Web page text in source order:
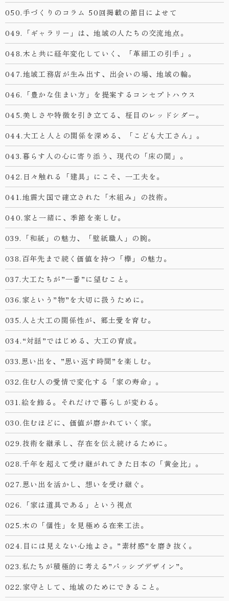
050.手づくりのコラム 50回掲載の節目によせて
049.「ギャラリー」は、地域の人たちの交流地点。
048.木と共に経年変化していく、「革細工の引手」。
047.地域工務店が生み出す、出会いの場、地域の輪。
046.「豊かな住まい方」を提案するコンセプトハウス
045.美しさや特徴を引き立てる、柾目のレッドシダー。
044.大工と人との関係を深める、「こども大工さん」。
043.暮らす人の心に寄り添う、現代の「床の間」。
042.日々触れる「建具」にこそ、一工夫を。
041.地震大国で確立された「木組み」の技術。
040.家と一緒に、季節を楽しむ。
039.「和紙」の魅力、「壁紙職人」の腕。
038.百年先まで続く価値を持つ「欅」の魅力。
037.大工たちが”一番”に望むこと。
036.家という”物”を大切に扱うために。
035.人と大工の関係性が、郷土愛を育む。
034.“対話”ではじめる、大工の育成。
033.思い出を、”思い返す時間”を楽しむ。
032.住む人の愛情で変化する「家の寿命」。
031.絵を飾る。それだけで暮らしが変わる。
030.住むほどに、価値が磨かれていく家。
029.技術を継承し、存在を伝え続けるために。
028.千年を超えて受け継がれてきた日本の「黄金比」。
027.思い出を活かし、想いを受け継ぐ。
026.「家は道具である」という視点
025.木の「個性」を見極める在来工法。
024.目には見えない心地よさ。”素材感”を磨き抜く。
023.私たちが積極的に考える”パッシブデザイン”。
022.家守として、地域のためにできること。